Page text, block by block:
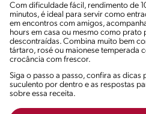
Com dificuldade fácil, rendimento de
minutos, é ideal para servir como
em encontros com amigos,
hours em casa ou mesmo como prato
descontraídas. Combina muito bem
tártaro, rosé ou maionese temperada
crocância com frescor.
Siga o passo a passo, confira as dicas
suculento por dentro e as respostas
sobre essa receita.